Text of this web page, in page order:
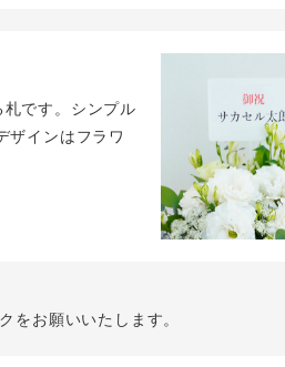
です。シンプル
ザインはフラワ
をお願いいたします。